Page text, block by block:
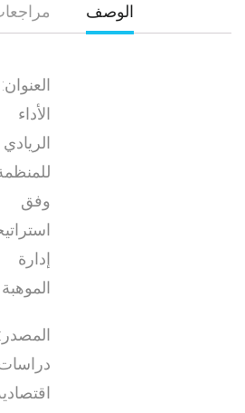
الوصف
العنوان:
الأداء
الريادي
وفق
إدارة
الموهبة
المصدر: